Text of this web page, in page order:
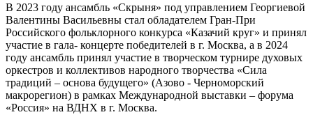
В 2023 году ансамбль «Скрыня» под управлением Георгиевой
Валентины Васильевны стал обладателем Гран-При
Российского фольклорного конкурса «Казачий круг» и принял
участие в гала- концерте победителей в г. Москва, а в 2024
году ансамбль принял участие в творческом турнире духовых
оркестров и коллективов народного творчества «Сила
традиций – основа будущего» (Азово - Черноморский
макрорегион) в рамках Международной выставки – форума
«Россия» на ВДНХ в г. Москва.